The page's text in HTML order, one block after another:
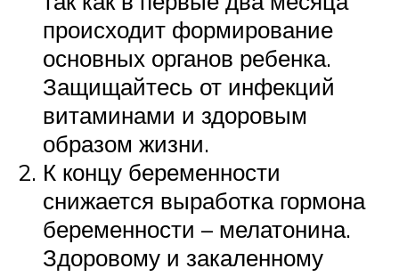
происходит формирование
основных органов ребенка.
Защищайтесь от инфекций
витаминами и здоровым
образом жизни.
К концу беременности
снижается выработка гормона
беременности – мелатонина.
Здоровому и закаленному